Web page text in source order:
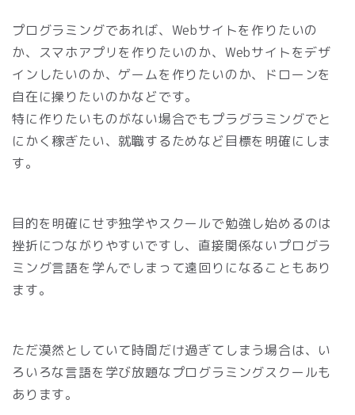
プログラミングであれば、Webサイトを作りたいの
か、スマホアプリを作りたいのか、Webサイトをデザ
インしたいのか、ゲームを作りたいのか、ドローンを
自在に操りたいのかなどです。
特に作りたいものがない場合でもプラグラミングでと
にかく稼ぎたい、就職するためなど目標を明確にしま
す。
目的を明確にせず独学やスクールで勉強し始めるのは
挫折につながりやすいですし、直接関係ないプログラ
ミング言語を学んでしまって遠回りになることもあり
ます。
ただ漠然としていて時間だけ過ぎてしまう場合は、い
ろいろな言語を学び放題なプログラミングスクールも
あります。